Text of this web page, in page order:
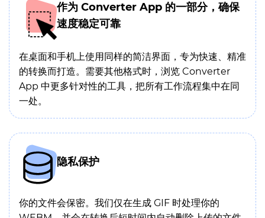
作为 Converter App 的一部分，确保
速度稳定可靠
在桌面和手机上使用同样的简洁界面，专为快速、精准
的转换而打造。需要其他格式时，浏览 Converter
App 中更多针对性的工具，把所有工作流程集中在同
一处。
隐私保护
你的文件会保密。我们仅在生成 GIF 时处理你的